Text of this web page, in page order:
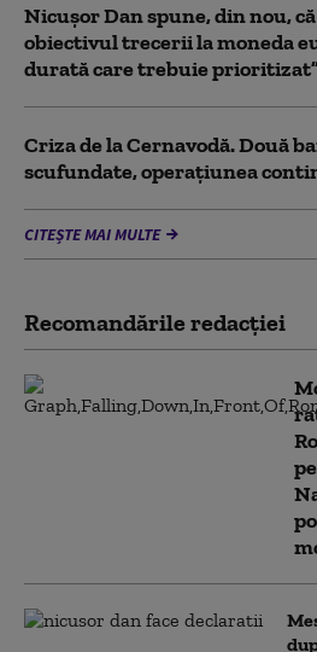
Nicușor Dan spune, din nou,
obiectivul trecerii la moneda
durată care trebuie
Criza de la Cernavodă. Două
scufundate, operațiunea
CITEȘTE MAI MULTE
Recomandările redacţiei